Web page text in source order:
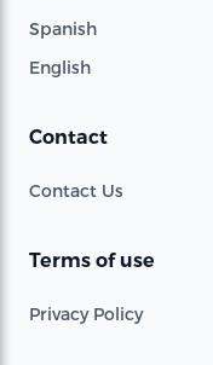
Spanish
English
Contact
Contact Us
Terms of use
Privacy Policy